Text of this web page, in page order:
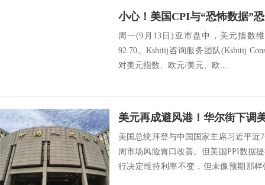
周一(9月13日)亚市盘中，美元指数
92.70。Kshitij咨询服务团队(Kshitij
对美元指数、欧元/美元、欧...
美国总统拜登与中国国家主席习近平近
周市场风险胃口改善。但美国PPI数据
行决定维持利率不变，但未像预期那